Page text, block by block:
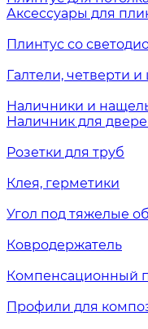
Аксессуары для
Плинтус со
Галтели, четверти
Наличники и
Наличник для
Розетки для труб
Клея, герметики
Угол под тяжелые
Ковродержатель
Компенсационный
Профили для